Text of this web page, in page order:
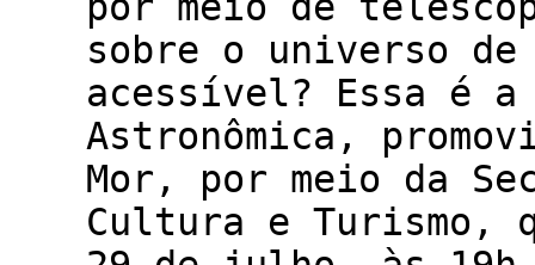
sobre o universo
acessível? Essa é
Astronômica,
Mor, por meio da
Cultura e Turismo,